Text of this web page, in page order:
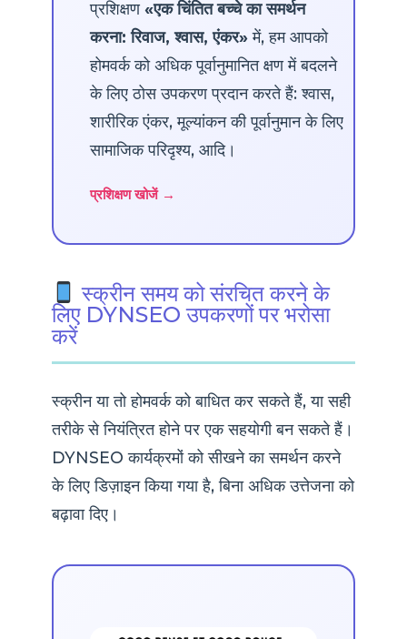
प्रशिक्षण«एक चिंतित बच्चे का समर्थन
करना: रिवाज, श्वास, एंकर»में, हम आपको
होमवर्क को अधिक पूर्वानुमानित क्षण में बदलने
के लिए ठोस उपकरण प्रदान करते हैं: श्वास,
शारीरिक एंकर, मूल्यांकन की पूर्वानुमान के लिए
सामाजिक परिदृश्य, आदि।
प्रशिक्षण खोजें →
स्क्रीन समय को संरचित करने के
लिए DYNSEO उपकरणों पर भरोसा
करें
स्क्रीन या तो होमवर्क को बाधित कर सकते हैं, या सही
तरीके से नियंत्रित होने पर एक सहयोगी बन सकते हैं।
DYNSEO कार्यक्रमों को सीखने का समर्थन करने
के लिए डिज़ाइन किया गया है, बिना अधिक उत्तेजना को
बढ़ावा दिए।